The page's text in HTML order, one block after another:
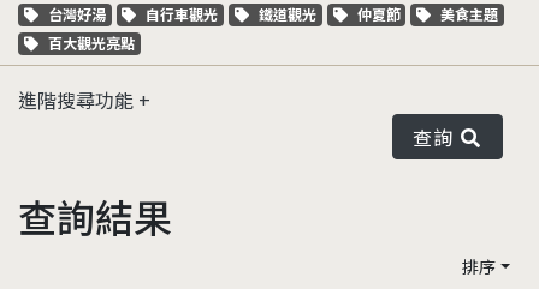
關鍵字標籤
台灣好湯 關鍵字標籤
自行車觀光 關鍵字標籤
鐵道觀光 關鍵字標籤
仲夏節 關鍵字標籤
美食主題
關鍵字標籤
百大觀光亮點
進階搜尋功能
查詢
查詢結果
排序